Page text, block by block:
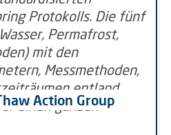
Action Group